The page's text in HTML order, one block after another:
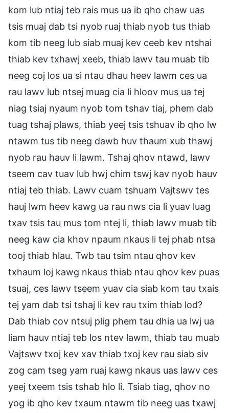
kom lub ntiaj teb rais mus ua ib qho chaw uas
tsis muaj dab tsi nyob ruaj thiab nyob tus thiab
kom tib neeg lub siab muaj kev ceeb kev ntshai
thiab kev txhawj xeeb, thiab lawv tau muab tib
neeg coj los ua si ntau dhau heev lawm ces ua
rau lawv lub ntsej muag cia li hloov mus ua tej
niag tsiaj nyaum nyob tom tshav tiaj, phem dab
tuag tshaj plaws, thiab yeej tsis tshuav ib qho lw
ntawm tus tib neeg dawb huv thaum xub thawj
nyob rau hauv li lawm. Tshaj qhov ntawd, lawv
tseem cav tuav lub hwj chim tswj kav nyob hauv
ntiaj teb thiab. Lawv cuam tshuam Vajtswv tes
hauj lwm heev kawg ua rau nws cia li yuav luag
txav tsis tau mus tom ntej li, thiab lawv muab tib
neeg kaw cia khov npaum nkaus li tej phab ntsa
tooj thiab hlau. Twb tau tsim ntau qhov kev
txhaum loj kawg nkaus thiab ntau qhov kev puas
tsuaj, ces lawv tseem yuav cia siab kom tau txais
tej yam dab tsi tshaj li kev rau txim thiab lod?
Dab thiab cov ntsuj plig phem tau dhia ua lwj ua
liam hauv ntiaj teb los ntev lawm, thiab tau muab
Vajtswv txoj kev xav thiab txoj kev rau siab siv
zog cam tseg yam ruaj kawg nkaus uas lawv ces
yeej txeem tsis tshab hlo li. Tsiab tiag, qhov no
yog ib qho kev txaum ntawm tib neeg uas txawj